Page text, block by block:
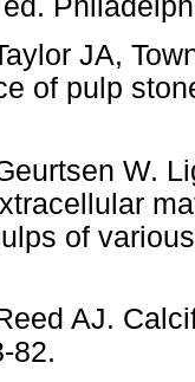
ed.
JA,
of pulp
W.
of
AJ.
82.